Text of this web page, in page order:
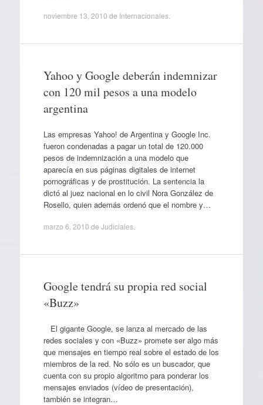
noviembre 13, 2010 de Internacionales.
Yahoo y Google deberán indemnizar
con 120 mil pesos a una modelo
argentina
Las empresas Yahoo! de Argentina y Google Inc.
fueron condenadas a pagar un total de 120.000
pesos de indemnización a una modelo que
aparecía en sus páginas digitales de internet
pornográficas y de prostitución. La sentencia la
dictó al juez nacional en lo civil Nora González de
Rosello, quien además ordenó que el nombre y…
marzo 6, 2010 de Judiciales.
Google tendrá su propia red social
«Buzz»
El gigante Google, se lanza al mercado de las
redes sociales y con «Buzz» promete ser algo más
que mensajes en tiempo real sobre el estado de los
miembros de la red. No sólo es un buscador, que
cuenta con su propio algoritmo para ponderar los
mensajes enviados (vídeo de presentación),
también se integran…